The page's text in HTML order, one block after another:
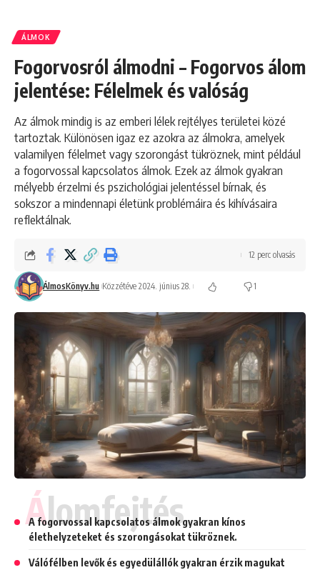
ÁLMOK
Fogorvosról álmodni – Fogorvos álom
jelentése: Félelmek és valóság
Az álmok mindig is az emberi lélek rejtélyes területei közé
tartoztak. Különösen igaz ez azokra az álmokra, amelyek
valamilyen félelmet vagy szorongást tükröznek, mint például
a fogorvossal kapcsolatos álmok. Ezek az álmok gyakran
mélyebb érzelmi és pszichológiai jelentéssel bírnak, és
sokszor a mindennapi életünk problémáira és kihívásaira
reflektálnak.
ÁlmosKönyv.hu Közzétéve 2024. június 28. 1
12 perc olvasás
Álomfejtés
A fogorvossal kapcsolatos álmok gyakran kínos
élethelyzeteket és szorongásokat tükröznek.
Válófélben levők és egyedülállók gyakran érzik magukat